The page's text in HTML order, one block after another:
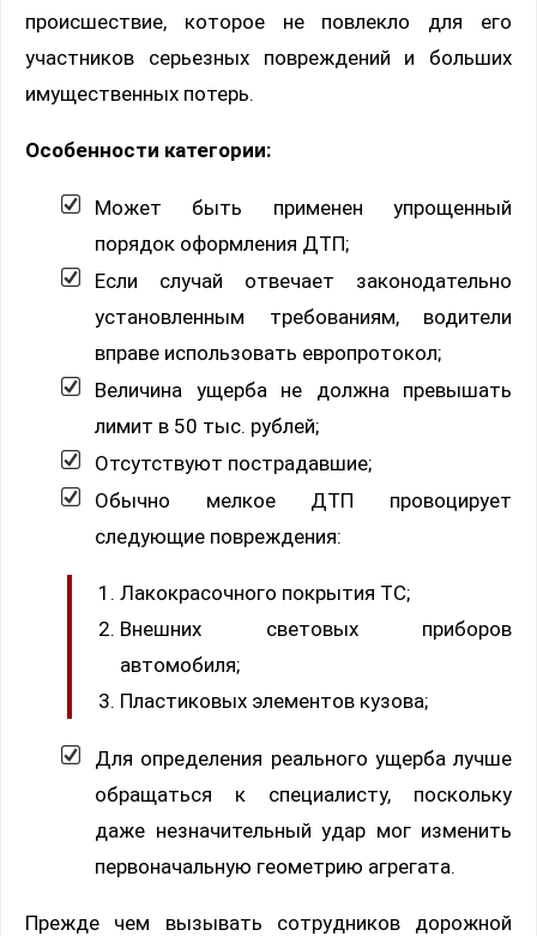
происшествие, которое не повлекло для его
участников серьезных повреждений и больших
имущественных потерь.
Особенности категории:
Может быть применен упрощенный
порядок оформления ДТП;
Если случай отвечает законодательно
установленным требованиям, водители
вправе использовать европротокол;
Величина ущерба не должна превышать
лимит в 50 тыс. рублей;
Отсутствуют пострадавшие;
Обычно мелкое ДТП провоцирует
следующие повреждения:
Лакокрасочного покрытия ТС;
Внешних световых приборов
автомобиля;
Пластиковых элементов кузова;
Для определения реального ущерба лучше
обращаться к специалисту, поскольку
даже незначительный удар мог изменить
первоначальную геометрию агрегата.
Прежде чем вызывать сотрудников дорожной